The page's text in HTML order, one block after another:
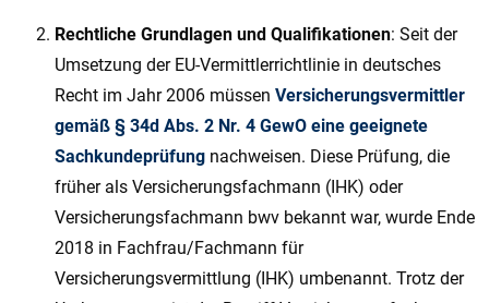
Rechtliche Grundlagen und Qualifikationen: Seit der
Umsetzung der EU-Vermittlerrichtlinie in deutsches
Recht im Jahr 2006 müssen Versicherungsvermittler
gemäß § 34d Abs. 2 Nr. 4 GewO eine geeignete
Sachkundeprüfung nachweisen. Diese Prüfung, die
früher als Versicherungsfachmann (IHK) oder
Versicherungsfachmann bwv bekannt war, wurde Ende
2018 in Fachfrau/Fachmann für
Versicherungsvermittlung (IHK) umbenannt. Trotz der